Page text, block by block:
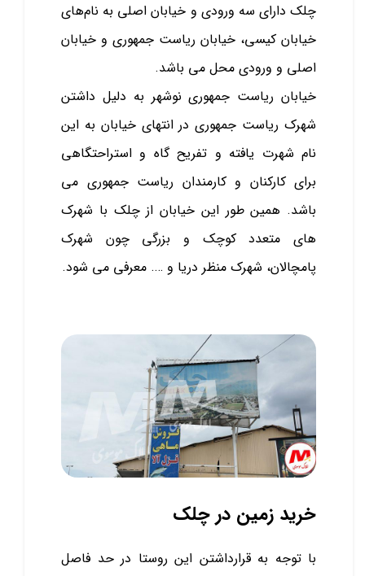
چلک دارای سه ورودی و خیابان اصلی به نام‌های
خیابان کیسی، خیابان ریاست جمهوری و خیابان
اصلی و ورودی محل می باشد.
خیابان ریاست جمهوری نوشهر به دلیل داشتن
شهرک ریاست جمهوری در انتهای خیابان به این
نام شهرت یافته و تفریح ‌گاه و استراحتگاهی
برای کارکنان و کارمندان ریاست جمهوری می
باشد. همین ‌طور این خیابان از چلک با شهرک
‌های متعدد کوچک و بزرگی چون شهرک
پامچالان، شهرک منظر دریا و …. معرفی می‌ شود.
خرید زمین در چلک
با توجه به قرارداشتن این روستا در حد فاصل